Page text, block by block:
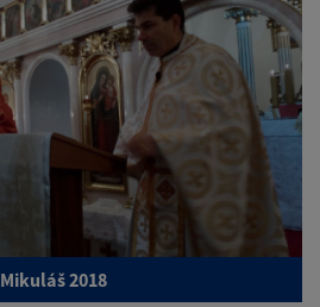
Mikuláš 2018